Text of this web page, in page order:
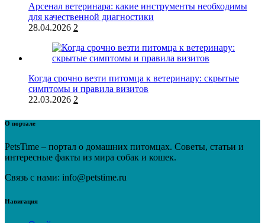
Арсенал ветеринара: какие инструменты необходимы
для качественной диагностики
28.04.2026 2
Когда срочно везти питомца к ветеринару: скрытые
симптомы и правила визитов
22.03.2026 2
О портале
PetsTime – портал о домашних питомцах. Советы, статьи и
интересные факты из мира собак и кошек.
Связь с нами: info@petstime.ru
Навигация